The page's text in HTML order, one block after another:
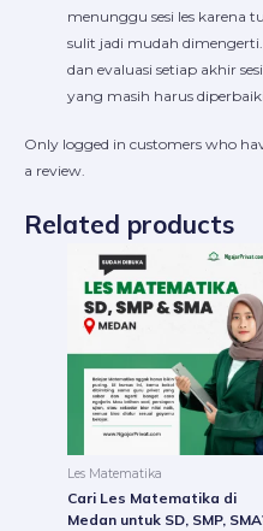
menunggu sesi les karena
sulit jadi mudah
dan evaluasi setiap akhir
yang masih harus diperbaiki.
Only logged in customers who
a review.
Related products
Les Matematika
Cari Les Matematika di
Medan untuk SD, SMP,